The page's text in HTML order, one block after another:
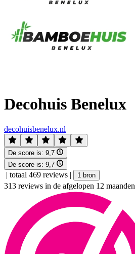
Decohuis Benelux
decohuisbenelux.nl
De score is: 9,7
De score is: 9,7
| totaal 469 reviews | 1 bron
313 reviews in de afgelopen 12 maanden